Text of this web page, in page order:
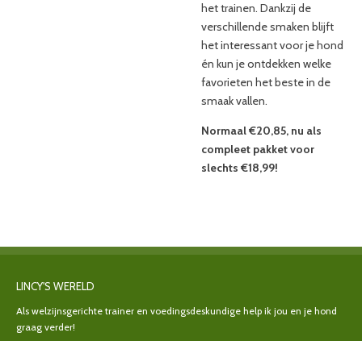
het trainen. Dankzij de
verschillende smaken blijft
het interessant voor je hond
én kun je ontdekken welke
favorieten het beste in de
smaak vallen.
Normaal €20,85, nu als
compleet pakket voor
slechts €18,99!
LINCY'S WERELD
Als welzijnsgerichte trainer en voedingsdeskundige help ik jou en je hond
graag verder!